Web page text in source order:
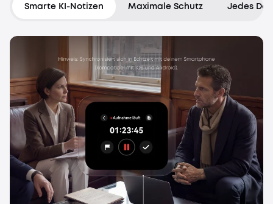
Smarte KI-Notizen Maximale Schutz Jedes